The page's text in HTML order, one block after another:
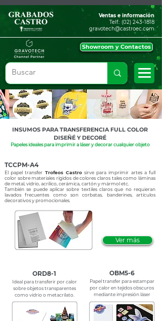
Ventas e información
Telf.: (02) 243-1818
gravotech@castroec.com
Showroom y Contactos
INSUMOS PARA TRANSFERENCIA FULL COLOR
DISEÑÉ Y DECORÉ
Papeles ideales para imprimir a láser y decorarcualquierobjeto
TCCPM-A4
El papel transfer Trofeos Castrosirve para imprimir artes a full
color sobre materiales rígidos de colores claros tales como láminas
de metal, vidrio, acrílico, cerámica, cartón y mármol etc.
También se puede aplicar sobre textiles claros que no requieran
lavados frecuentes como son corbatas, banderines, artículos
decorativos y promocionales.
Ver más
ORD8-1
Ideal para transferir por calor
sobre objetos transparentes
como vidrio o metacrilato.
OBM5-6
Papel transfer para estampar
por calor en tejidos obscuros
mediante impresión láser